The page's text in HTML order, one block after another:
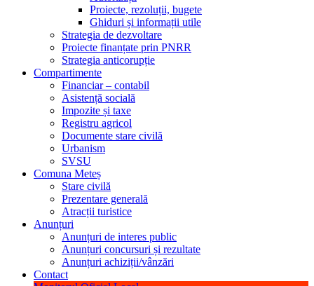
Proiecte, rezoluții, bugete
Ghiduri și informații utile
Strategia de dezvoltare
Proiecte finanțate prin PNRR
Strategia anticorupție
Compartimente
Financiar – contabil
Asistență socială
Impozite și taxe
Registru agricol
Documente stare civilă
Urbanism
SVSU
Comuna Meteș
Stare civilă
Prezentare generală
Atracții turistice
Anunțuri
Anunțuri de interes public
Anunțuri concursuri și rezultate
Anunțuri achiziții/vânzări
Contact